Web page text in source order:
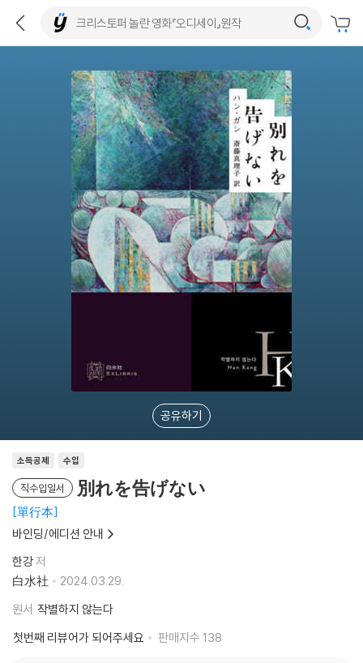
공유하기
소득공제 수입
직수입일서 別れを告げない
單行本
바인딩/에디션 안내
한강저
白水社
2024.03.29.
원서 작별하지 않는다
첫번째 리뷰어가 되어주세요
판매지수 138